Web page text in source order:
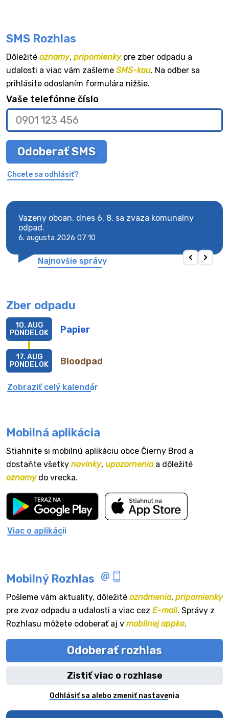
SMS Rozhlas
Dôležité oznamy, pripomienkypre zber odpadu a
udalosti a viac vám zašleme SMS-kou. Na odber sa
prihlásite odoslaním formulára nižšie.
Vaše telefónne číslo
Odoberať SMS
Chcete sa odhlásiť?
Vazeny obcan, dnes 6. 8. sa zvaza komunalny
odpad.
6. augusta 2026 07:10
Najnovšie správy
Zber odpadu
Papier
10. AUG
PONDELOK
Bioodpad
17. AUG
PONDELOK
Zobraziť celý kalendár
Mobilná aplikácia
Stiahnite si mobilnú aplikáciu obce Čierny Brod a
dostaňte všetky novinky, upozorneniaa dôležité
oznamydo vrecka.
Viac o aplikácii
Mobilný Rozhlas
Pošleme vám aktuality, dôležité oznámenia, pripomienky
pre zvoz odpadu a udalosti a viac cez E-mail. Správy z
Rozhlasu môžete odoberať aj v mobilnej appke.
Odoberať rozhlas
Zistiť viac o rozhlase
Odhlásiť sa alebo zmeniť nastavenia